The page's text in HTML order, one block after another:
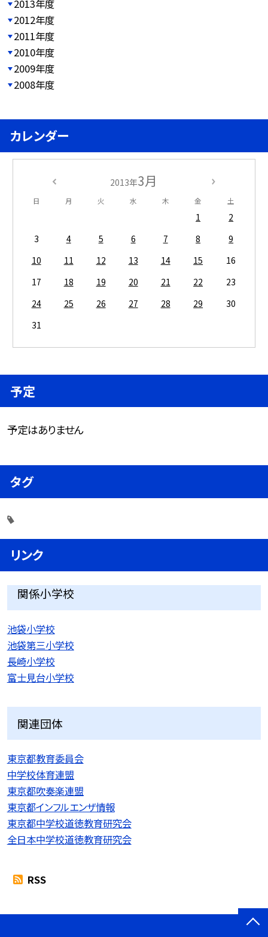
2013年度
2012年度
2011年度
2010年度
2009年度
2008年度
カレンダー
2013年3月
日 月 火 水 木 金 土
1
2
3
4 5 6 7 8
9
10
11 12 13 14 15
16
17
18 19 20 21 22
23
24
25 26 27 28 29
30
31
予定
予定はありません
タグ
リンク
関係小学校
池袋小学校
池袋第三小学校
長崎小学校
富士見台小学校
関連団体
東京都教育委員会
中学校体育連盟
東京都吹奏楽連盟
東京都インフルエンザ情報
東京都中学校道徳教育研究会
全日本中学校道徳教育研究会
RSS